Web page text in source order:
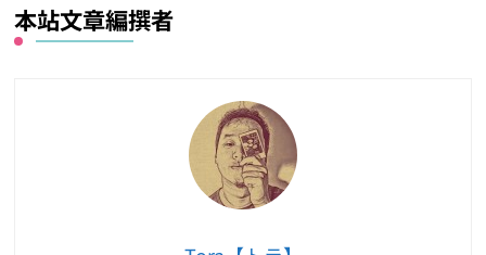
本站文章編撰者